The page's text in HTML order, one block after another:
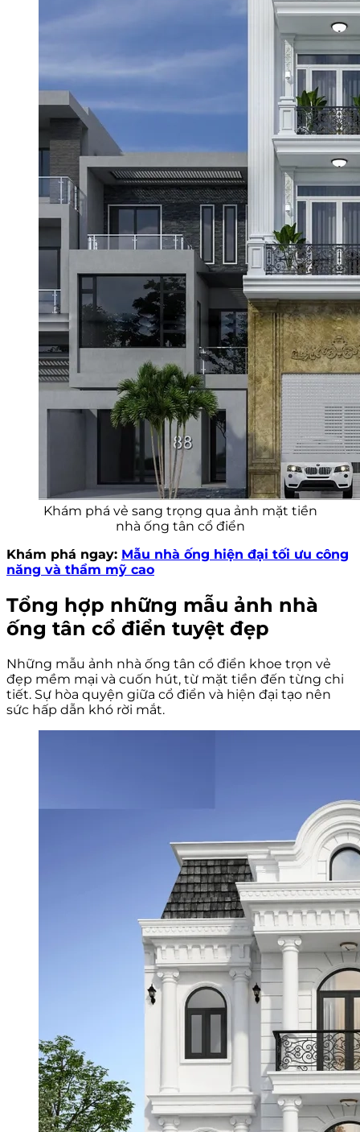
Khám phá vẻ sang trọng qua ảnh mặt tiền
nhà ống tân cổ điển
Khám phá ngay: Mẫu nhà ống hiện đại tối ưu công
năng và thẩm mỹ cao
Tổng hợp những mẫu ảnh nhà
ống tân cổ điển tuyệt đẹp
Những mẫu ảnh nhà ống tân cổ điển khoe trọn vẻ
đẹp mềm mại và cuốn hút, từ mặt tiền đến từng chi
tiết. Sự hòa quyện giữa cổ điển và hiện đại tạo nên
sức hấp dẫn khó rời mắt.